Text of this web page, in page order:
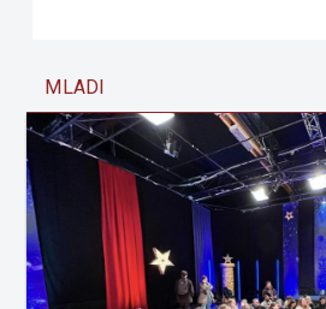
MLADI